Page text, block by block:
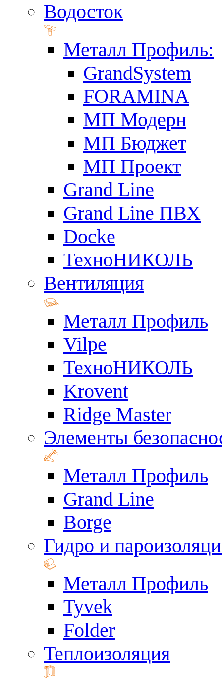
Водосток
Металл Профиль:
GrandSystem
FORAMINA
МП Модерн
МП Бюджет
МП Проект
Grand Line
Grand Line ПВХ
Docke
ТехноНИКОЛЬ
Вентиляция
Металл Профиль
Vilpe
ТехноНИКОЛЬ
Krovent
Ridge Master
Элементы
Металл Профиль
Grand Line
Borge
Гидро и
Металл Профиль
Tyvek
Folder
Теплоизоляция